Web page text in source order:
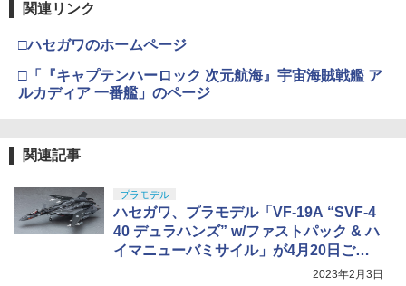
関連リンク
□ハセガワのホームページ
□「『キャプテンハーロック 次元航海』宇宙海賊戦艦 ア
ルカディア 一番艦」のページ
関連記事
プラモデル
ハセガワ、プラモデル「VF-19A “SVF-4
40 デュラハンズ” w/ファストパック & ハ
イマニューバミサイル」が4月20日ごろ
2023年2月3日